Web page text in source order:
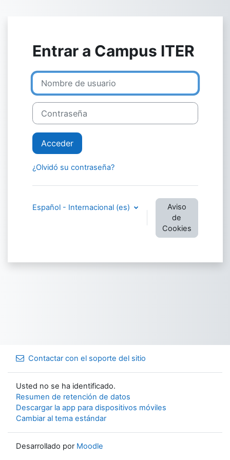
Entrar a Campus ITER
Nombre de usuario
Contraseña
Acceder
¿Olvidó su contraseña?
Español - Internacional ‎(es)‎
Aviso
de
Cookies
Contactar con el soporte del sitio
Usted no se ha identificado.
Resumen de retención de datos
Descargar la app para dispositivos móviles
Cambiar al tema estándar
Desarrollado por Moodle